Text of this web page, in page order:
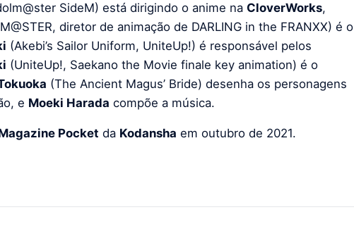
SideM) está dirigindo o anime na CloverWorks,
diretor de animação de DARLING in the FRANXX) é o
(Akebi’s Sailor Uniform, UniteUp!) é responsável pelos
(UniteUp!, Saekano the Movie finale key animation) é o
(The Ancient Magus’ Bride) desenha os personagens
e Moeki Harada compõe a música.
Pocket da Kodansha em outubro de 2021.